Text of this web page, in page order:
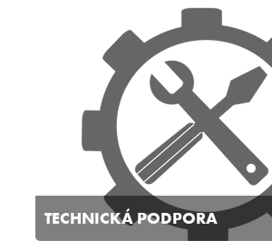
TECHNICKÁ PODPORA